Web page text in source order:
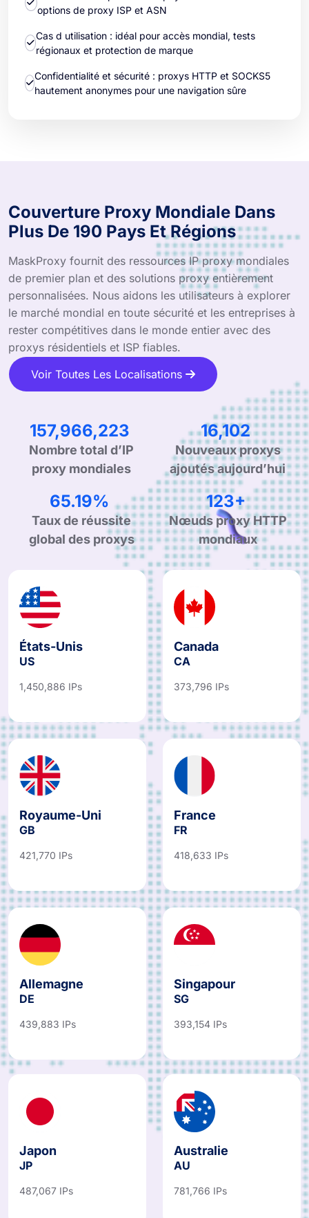
options de proxy ISP et ASN
Cas d utilisation : idéal pour accès mondial, tests
régionaux et protection de marque
Confidentialité et sécurité : proxys HTTP et SOCKS5
hautement anonymes pour une navigation sûre
Couverture Proxy Mondiale Dans
Plus De 190 Pays Et Régions
MaskProxy fournit des ressources IP proxy mondiales
de premier plan et des solutions proxy entièrement
personnalisées. Nous aidons les utilisateurs à explorer
le marché mondial en toute sécurité et les entreprises à
rester compétitives dans le monde entier avec des
proxys résidentiels et ISP fiables.
Voir Toutes Les Localisations
237,084,812
Nombre total d’IP
proxy mondiales
24,167
Nouveaux proxys
ajoutés aujourd’hui
99.90%
Taux de réussite
global des proxys
190+
Nœuds proxy HTTP
mondiaux
États-Unis
US
1,450,886 IPs
Canada
CA
373,796 IPs
Royaume-Uni
GB
421,770 IPs
France
FR
418,633 IPs
Allemagne
DE
439,883 IPs
Singapour
SG
393,154 IPs
Japon
JP
487,067 IPs
Australie
AU
781,766 IPs